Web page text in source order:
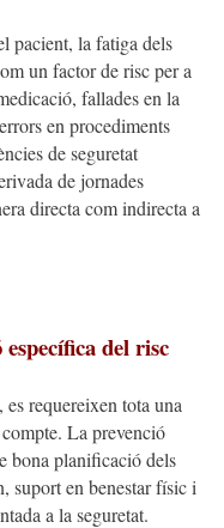
pacient, la fatiga dels
un factor de risc per a
fallades en la
en procediments
de seguretat
de jornades
directa com indirecta a
del risc
requereixen tota una
La prevenció
bona planificació dels
suport en benestar físic i
a la seguretat.